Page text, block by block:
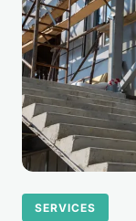
SERVICES